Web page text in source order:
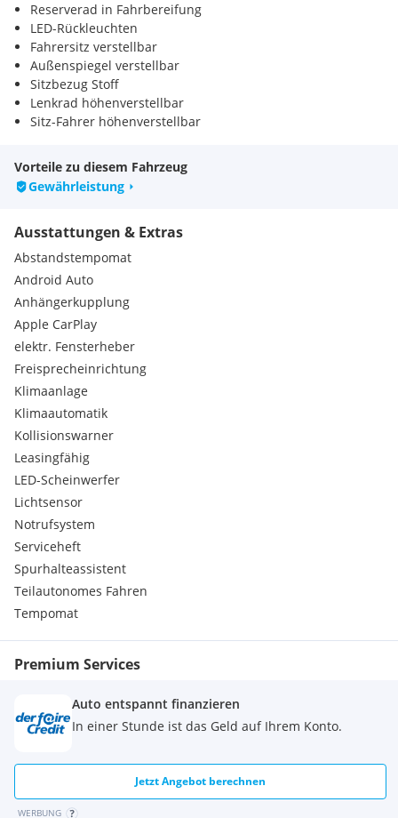
Reserverad in Fahrbereifung
LED-Rückleuchten
Fahrersitz verstellbar
Außenspiegel verstellbar
Sitzbezug Stoff
Lenkrad höhenverstellbar
Sitz-Fahrer höhenverstellbar
Vorteile zu diesem Fahrzeug
Gewährleistung
Ausstattungen & Extras
Abstandstempomat
Android Auto
Anhängerkupplung
Apple CarPlay
elektr. Fensterheber
Freisprecheinrichtung
Klimaanlage
Klimaautomatik
Kollisionswarner
Leasingfähig
LED-Scheinwerfer
Lichtsensor
Notrufsystem
Serviceheft
Spurhalteassistent
Teilautonomes Fahren
Tempomat
Premium Services
Auto entspannt finanzieren
In einer Stunde ist das Geld auf Ihrem Konto.
Jetzt Angebot berechnen
WERBUNG